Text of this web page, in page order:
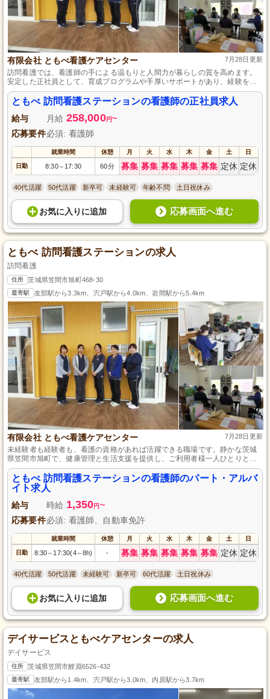
有限会社 ともべ看護ケアセンター 7月28日更新
訪問看護では、看護師の手による温もりと人間力が暮らしの質を高めます。
安定した正社員として、育成プログラムや手厚いサポートがあり、経験を問
わず成長できる環境を提供しています。あなたも私たちと共に、地域医療に
貢献しませんか。
ともべ 訪問看護ステーションの看護師の正社員求人
給与 月給 258,000円~
応募要件必須: 看護師
就業時間 休憩 月 火 水 木 金 土 日
日勤 8:30～ 17:30 60分 募集 募集 募集 募集 募集 定休 定休
40代活躍 50代活躍 新卒可 未経験可 年齢不問 土日祝休み
お気に入り に追加 応募画面へ進む
ともべ 訪問看護ステーションの求人
訪問看護
住所 茨城県笠間市旭町468-30
最寄駅 友部駅から3.3km、宍戸駅から4.0km、岩間駅から5.4km
有限会社 ともべ看護ケアセンター 7月28日更新
未経験者も経験者も、看護の資格があれば活躍できる職場です。静かな茨城
県笠間市旭町で、健康管理と生活支援を提供し、ご利用者様一人ひとりと深
く関わることで、看護師としてのスキルアップにも繋がります。パート・ア
ルバイトで、自分のライフスタイルに合わせた働き方が可能です。
ともべ 訪問看護ステーションの看護師のパート・アルバ
イト求人
給与 時給 1,350円 ~
応募要件必須: 看護師、自動車免許
就業時間 休憩 月 火 水 木 金 土 日
日勤 8:30～ 17:30(4～8h) - 募集 募集 募集 募集 募集 定休 定休
40代活躍 50代活躍 未経験可 新卒可 60代活躍 土日祝休み
お気に入り に追加 応募画面へ進む
デイサービスともべケアセンターの求人
デイサービス
住所 茨城県笠間市鯉淵6526-432
最寄駅 友部駅から1.4km、宍戸駅から3.0km、内原駅から3.7km